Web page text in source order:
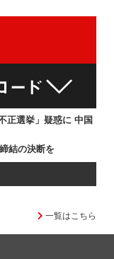
正選挙」疑惑に 中国
結の決断を
一覧はこちら